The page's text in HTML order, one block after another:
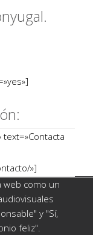
»]
web como un
y "Sí,
feliz".